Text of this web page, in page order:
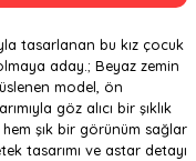
tasarlanan bu kız çocuk
aday.; Beyaz zemin
model, ön
göz alıcı bir şıklık
şık bir görünüm sağlar
tasarımı ve astar detayı